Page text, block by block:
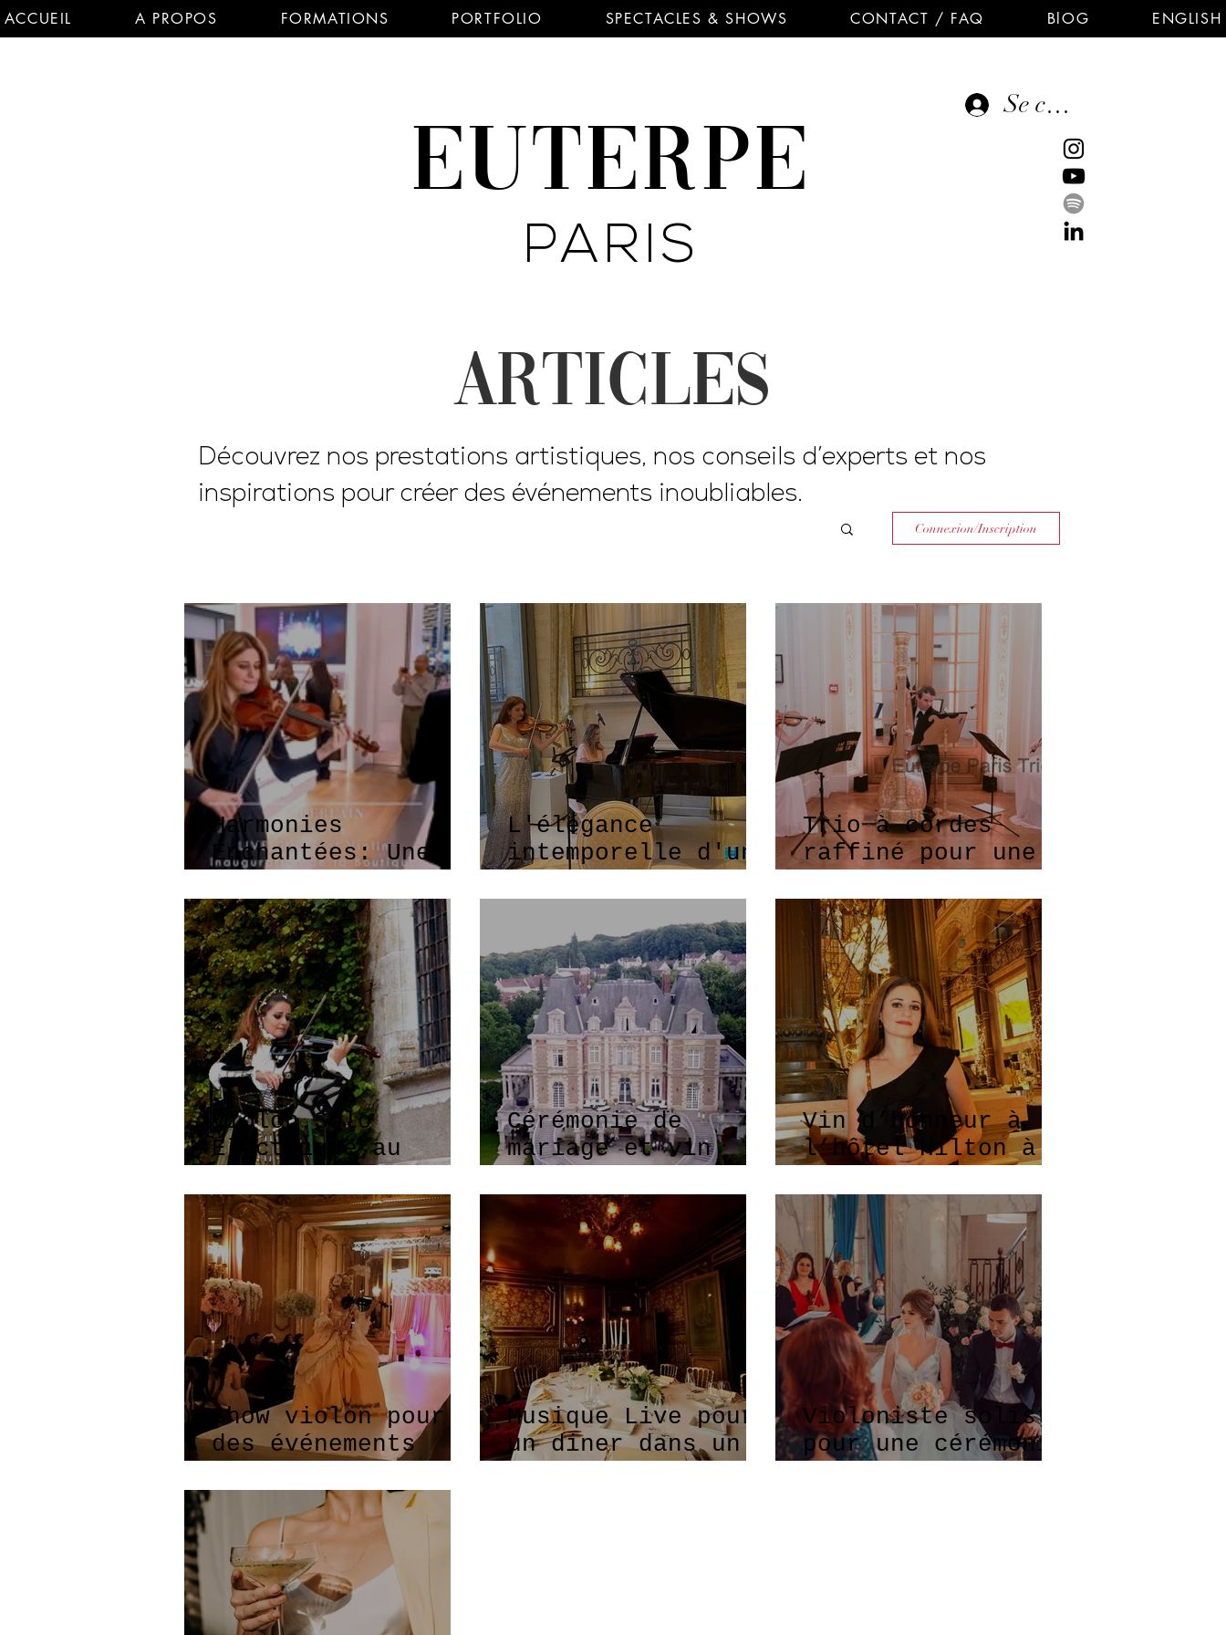
ACCUEIL A PROPOS FORMATIONS PORTFOLIO SPECTACLES & SHOWS CONTACT / FAQ BlOG ENGLISH
EUTERPE
Se connecter
PARIS
ARTICLES
Connexion/Inscription
Harmonies
Enchantées: Une
avec Guerlain
L'élégance
intemporelle d'un
piano pour votre
soirée
Trio à cordes
raffiné pour une
Violon Solo
Électrique au
Verrerie
Cérémonie de
mariage et vin
château...
Vin d’honneur à
l’hôtel Hilton à
Show violon pour
des événements
Musique Live pour
un diner dans un
Violoniste soliste
pour une cérémonie
Découvrez nos prestations artistiques, nos conseils d’experts et nos
inspirations pour créer des événements inoubliables.